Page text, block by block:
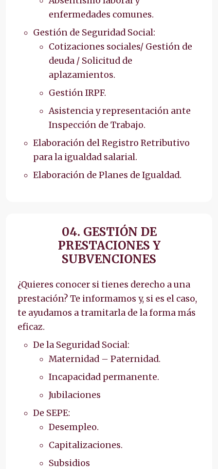
enfermedades comunes.
Gestión de Seguridad Social:
Cotizaciones sociales/ Gestión de
deuda / Solicitud de
aplazamientos.
Gestión IRPF.
Asistencia y representación ante
Inspección de Trabajo.
Elaboración del Registro Retributivo
para la igualdad salarial.
Elaboración de Planes de Igualdad.
04. GESTIÓN DE
PRESTACIONES Y
SUBVENCIONES
¿Quieres conocer si tienes derecho a una
prestación? Te informamos y, si es el caso,
te ayudamos a tramitarla de la forma más
eficaz.
De la Seguridad Social:
Maternidad – Paternidad.
Incapacidad permanente.
Jubilaciones
De SEPE:
Desempleo.
Capitalizaciones.
Subsidios